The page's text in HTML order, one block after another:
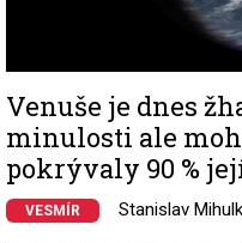
Venuše je dnes
minulosti ale
pokrývaly 90 %
VESMÍR Stanislav